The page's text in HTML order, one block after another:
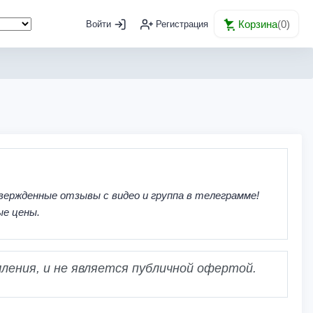
Войти Регистрация Корзина(0)
отзывы с видео и группа в телеграмме!
цены.
и не является публичной офертой.